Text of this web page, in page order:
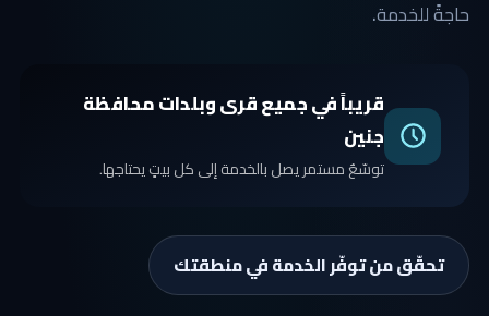
حاجةً للخدمة.
قريباً في جميع قرى وبلدات محافظة
جنين
توسّعٌ مستمر يصل بالخدمة إلى كل بيتٍ يحتاجها.
تحقّق من توفّر الخدمة في منطقتك